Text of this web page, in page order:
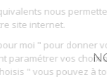
permettent de
notre site internet.
Cliquez sur " Ok
pouvez également
cliquant sur " Je